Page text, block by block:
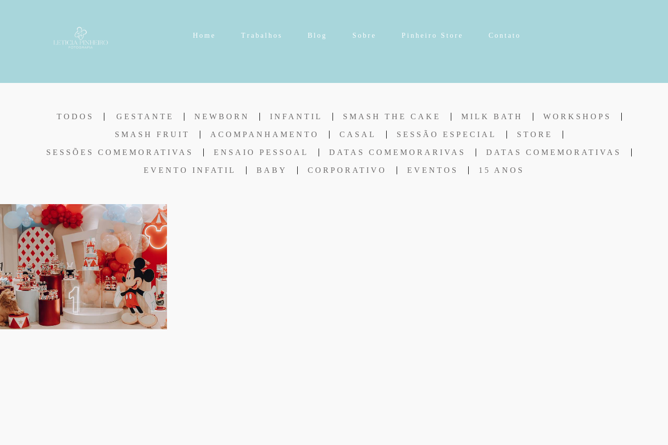
Home Trabalhos Blog Sobre Pinheiro Store Contato
TODOS GESTANTE NEWBORN INFANTIL SMASH THE CAKE MILK BATH WORKSHOPS
SMASH FRUIT ACOMPANHAMENTO CASAL SESSÃO ESPECIAL STORE
SESSÕES COMEMORATIVAS ENSAIO PESSOAL DATAS COMEMORARIVAS DATAS COMEMORATIVAS
EVENTO INFATIL BABY CORPORATIVO EVENTOS 15 ANOS
625 28